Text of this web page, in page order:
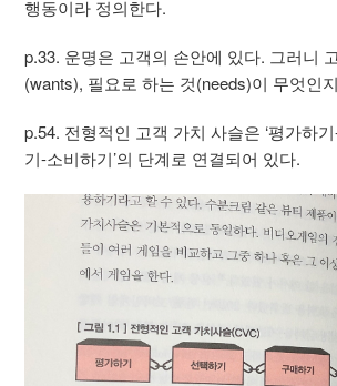
행동이라 정의한다.
p.33. 운명은 고객의 손안에 있다. 그러니
(wants), 필요로 하는 것(needs)이 무엇인
p.54. 전형적인 고객 가치 사슬은 ‘평가하
기-소비하기’의 단계로 연결되어 있다.